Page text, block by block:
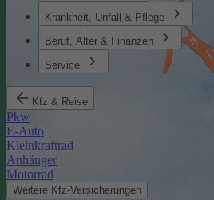
Krankheit, Unfall & Pflege
Beruf, Alter & Finanzen
Service
Kfz & Reise
Pkw
E-Auto
Kleinkraftrad
Anhänger
Motorrad
Weitere Kfz-Versicherungen